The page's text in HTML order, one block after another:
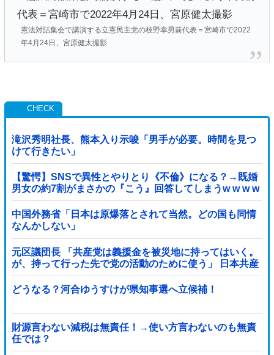
憲法対話集会で講演する立憲民主党の枝野幸男前代表＝宮崎市で2022
年4月24日、宮原健太撮影
滝沢秀明社長、熊本入り示唆「男手が必要。時間を見つ
けて行きたい」
【驚愕】SNSで異性とやりとり《不倫》になる？→既婚
男女の約7割がまさかの『こう』回答してしまうw w w w
w w w w
中国外務省「日本は原爆落とされて当然。どの国も同情
なんかしない」
元区議団長 「共産党は義援金を被災地に持ってはいく。
が、持って行った先で党の活動のために使う」 日本共産
党「事実ではありません」
どうなる？河合ゆうすけが県知事選へ立候補！
財源言わない減税は無責任！→使い方言わないのも無責
任では？